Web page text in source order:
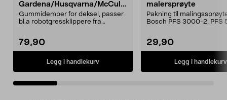
Gardena/Husqvarna/McCullo
ch/Flymo
Gummidemper for deksel, passer
bl.a robotgressklippere fra
79,90
Legg i handlekurv
malersprøyte
Pakning til
Bosch PFS 3000-2, PFS
29,90
Legg i handlekurv